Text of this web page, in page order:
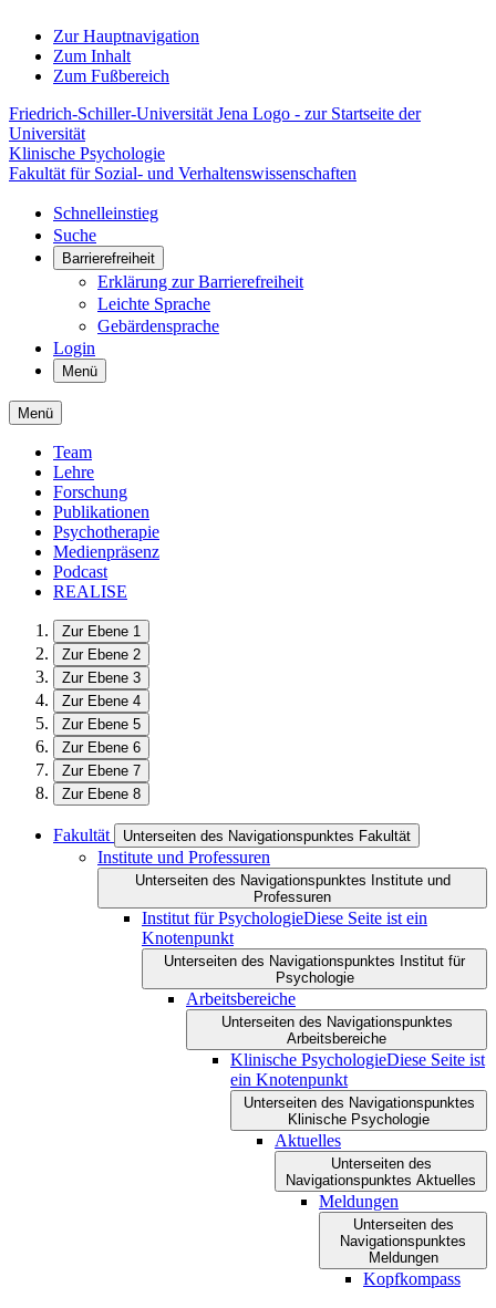
Zur Hauptnavigation
Zum Inhalt
Zum Fußbereich
Friedrich-Schiller-Universität Jena Logo - zur Startseite der
Universität
Klinische Psychologie
Fakultät für Sozial- und Verhaltenswissenschaften
Schnelleinstieg
Suche
Barrierefreiheit
Erklärung zur Barrierefreiheit
Leichte Sprache
Gebärdensprache
Login
Menü
Menü
Team
Lehre
Forschung
Publikationen
Psychotherapie
Medienpräsenz
Podcast
REALISE
Zur Ebene 1
Zur Ebene 2
Zur Ebene 3
Zur Ebene 4
Zur Ebene 5
Zur Ebene 6
Zur Ebene 7
Zur Ebene 8
Fakultät Unterseiten des Navigationspunktes Fakultät
Institute und Professuren
Unterseiten des Navigationspunktes Institute und
Professuren
Institut für PsychologieDiese Seite ist ein
Knotenpunkt
Unterseiten des Navigationspunktes Institut für
Psychologie
Arbeitsbereiche
Unterseiten des Navigationspunktes
Arbeitsbereiche
Klinische PsychologieDiese Seite ist
ein Knotenpunkt
Unterseiten des Navigationspunktes
Klinische Psychologie
Aktuelles
Unterseiten des
Navigationspunktes Aktuelles
Meldungen
Unterseiten des
Navigationspunktes
Meldungen
Kopfkompass